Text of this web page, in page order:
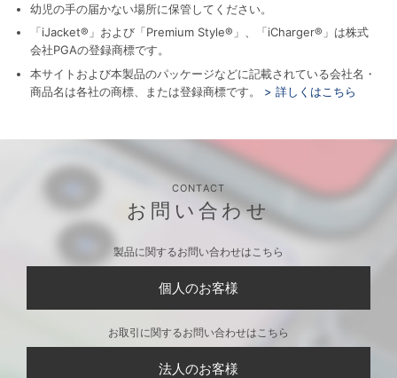
幼児の手の届かない場所に保管してください。
「iJacket®」および「Premium Style®」、「iCharger®」は株式
会社PGAの登録商標です。
本サイトおよび本製品のパッケージなどに記載されている会社名・
商品名は各社の商標、または登録商標です。
> 詳しくはこちら
CONTACT
お問い合わせ
製品に関するお問い合わせはこちら
個人のお客様
お取引に関するお問い合わせはこちら
法人のお客様